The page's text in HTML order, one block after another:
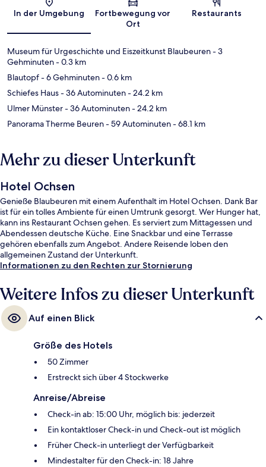
Karte
In der Umgebung
Fortbewegung vor
Ort
Restaurants
Museum für Urgeschichte und Eiszeitkunst Blaubeuren- 3
Gehminuten- 0.3 km
Blautopf- 6 Gehminuten- 0.6 km
Schiefes Haus- 36 Autominuten- 24.2 km
Ulmer Münster- 36 Autominuten- 24.2 km
Panorama Therme Beuren- 59 Autominuten- 68.1 km
Mehr zu dieser Unterkunft
Hotel Ochsen
Genieße Blaubeuren mit einem Aufenthalt im Hotel Ochsen. Dank Bar
ist für ein tolles Ambiente für einen Umtrunk gesorgt. Wer Hunger hat,
kann ins Restaurant Ochsen gehen. Es serviert zum Mittagessen und
Abendessen deutsche Küche. Eine Snackbar und eine Terrasse
gehören ebenfalls zum Angebot. Andere Reisende loben den
allgemeinen Zustand der Unterkunft.
Informationen zu den Rechten zur Stornierung
Weitere Infos zu dieser Unterkunft
Auf einen Blick
Größe des Hotels
50 Zimmer
Erstreckt sich über 4 Stockwerke
Anreise/Abreise
Check-in ab: 15:00 Uhr, möglich bis: jederzeit
Ein kontaktloser Check-in und Check-out ist möglich
Früher Check-in unterliegt der Verfügbarkeit
Mindestalter für den Check-in: 18 Jahre